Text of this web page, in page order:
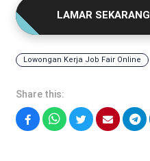
LAMAR SEKARANG
Lowongan Kerja Job Fair Online
Share this: